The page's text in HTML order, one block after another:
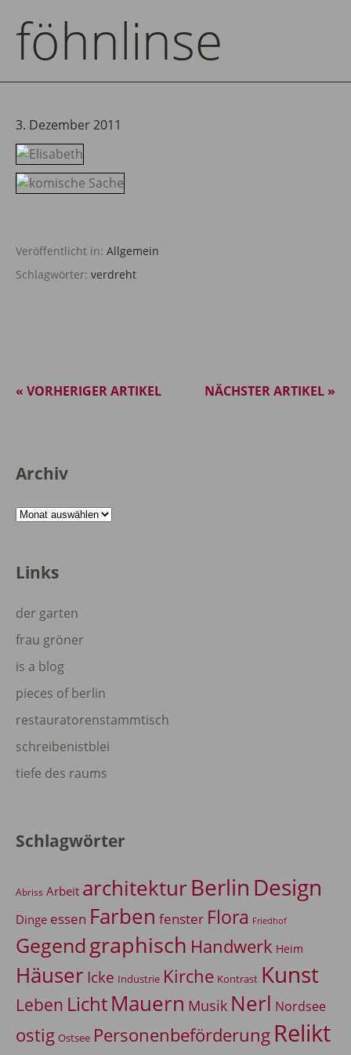
föhnlinse
3. Dezember 2011
Veröffentlicht in: Allgemein
Schlagwörter: verdreht
NÄCHSTER ARTIKEL »
« VORHERIGER ARTIKEL
Archiv
Archiv
Links
der garten
frau gröner
is a blog
pieces of berlin
restauratorenstammtisch
schreibenistblei
tiefe des raums
Schlagwörter
Abriss Arbeit architekturBerlin Design
Dinge essen Farben fenster Flora Friedhof
Gegendgraphisch Handwerk Heim
Häuser Icke Industrie Kirche Kontrast Kunst
Leben LichtMauern Musik Nerl Nordsee
ostig Ostsee Personenbeförderung Relikt